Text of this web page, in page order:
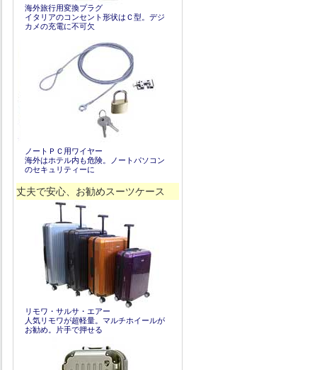
海外旅行用変換プラグ
イタリアのコンセント形状はＣ型。デジ
カメの充電に不可欠
ノートＰＣ用ワイヤー
海外はホテル内も危険。ノートパソコン
のセキュリティーに
丈夫で安心、お勧めスーツケース
リモワ・サルサ・エアー
人気リモワが超軽量。マルチホイールが
お勧め。片手で押せる